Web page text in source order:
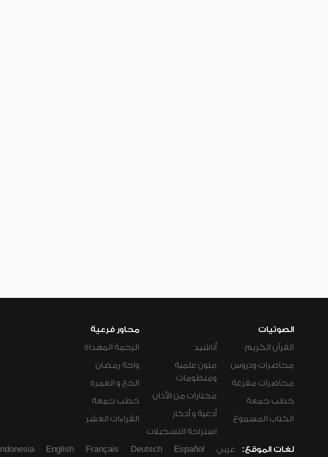
الصوتيات
القرآن الكريم
محاضرات ودروس
محاضرات مفرغة
خطب جمعة
الكتاب المسموع
أناشيد
متون علمية
ومنظومات
مختارات من الأذان
أدعية و أذكار
استراحة التسجيلات
محاور فرعية
الرحمة المهداة
واحة رمضان
الحج و العمرة
خطب جمعة
القراءات العشر
لغات الموقع: عربي Español
Deutsch
Français
English
Indonesia